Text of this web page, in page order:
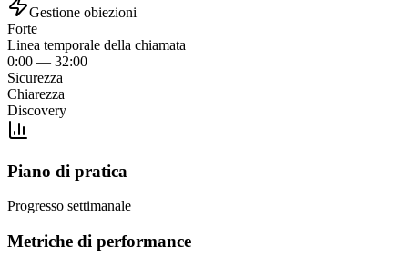
Gestione obiezioni
Forte
Linea temporale della chiamata
0:00 — 32:00
Sicurezza
Chiarezza
Discovery
Piano di pratica
Progresso settimanale
Metriche di performance